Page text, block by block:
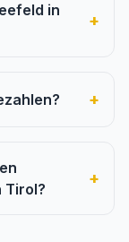
in
+
+
Tirol?
+